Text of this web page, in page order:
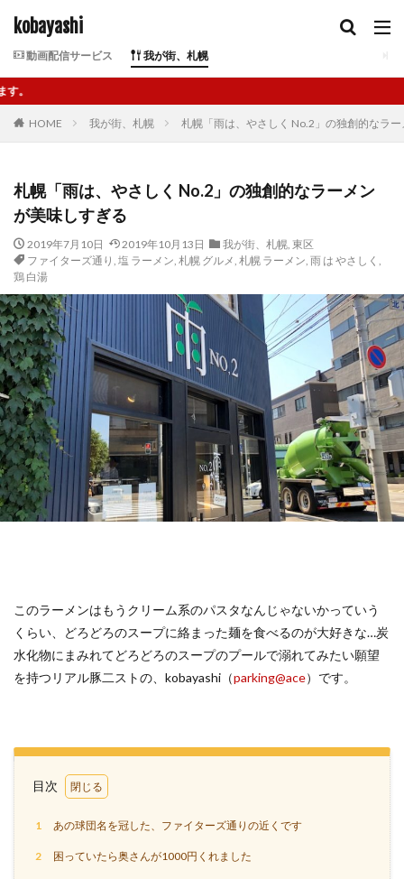
kobayashi
動画配信サービス 我が街、札幌
HOME 我が街、札幌 札幌「雨は、やさしく No.2」の独創的なラ
札幌「雨は、やさしく No.2」の独創的なラーメン
が美味しすぎる
2019年7月10日 2019年10月13日 我が街、札幌, 東区
ファイターズ通り , 塩 ラーメン, 札幌 グルメ, 札幌 ラーメン, 雨 は やさしく ,
鶏 白湯
このラーメンはもうクリーム系のパスタなんじゃないかっていう
くらい、どろどろのスープに絡まった麺を食べるのが大好きな…炭
水化物にまみれてどろどろのスープのプールで溺れてみたい願望
を持つリアル豚二ストの、kobayashi（parking@ace）です。
目次
1 あの球団名を冠した、ファイターズ通りの近くです
2 困っていたら奥さんが1000円くれました